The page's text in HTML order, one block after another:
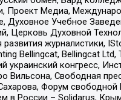
Медиа,
Духовное Учебное
Церковь Духовной
журналистики,
Bellingcat, Bellingcat
украинский конгресс,
Свободная
Форум
России – Solidarus,